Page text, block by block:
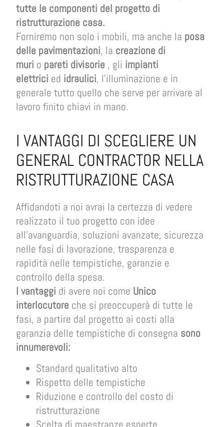
tutte le componenti del progetto di
ristrutturazione casa.
Forniremo non solo i mobili, ma anche la posa
delle pavimentazioni, la creazione di
muri o pareti divisorie , gli impianti
elettrici ed idraulici, l’illuminazione e in
generale tutto quello che serve per arrivare al
lavoro finito chiavi in mano.
I VANTAGGI DI SCEGLIERE UN
GENERAL CONTRACTOR NELLA
RISTRUTTURAZIONE CASA
Affidandoti a noi avrai la certezza di vedere
realizzato il tuo progetto con idee
all’avanguardia, soluzioni avanzate, sicurezza
nelle fasi di lavorazione, trasparenza e
rapidità nelle tempistiche, garanzie e
controllo della spesa.
I vantaggi di avere noi come Unico
interlocutore che si preoccuperà di tutte le
fasi, a partire dal progetto ai costi alla
garanzia delle tempistiche di consegna sono
innumerevoli:
Standard qualitativo alto
Rispetto delle tempistiche
Riduzione e controllo del costo di
ristrutturazione